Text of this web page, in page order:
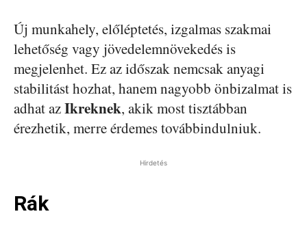
Új munkahely, előléptetés, izgalmas szakmai
lehetőség vagy jövedelemnövekedés is
megjelenhet. Ez az időszak nemcsak anyagi
stabilitást hozhat, hanem nagyobb önbizalmat is
adhat azIkreknek, akik most tisztábban
érezhetik, merre érdemes továbbindulniuk.
Hirdetés
Rák